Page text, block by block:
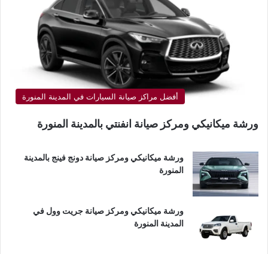
أفضل مراكز صيانة السيارات في المدينة المنورة
ورشة ميكانيكي ومركز صيانة انفنتي بالمدينة المنورة
ورشة ميكانيكي ومركز صيانة دونج فينج بالمدينة
المنورة
ورشة ميكانيكي ومركز صيانة جريت وول في
المدينة المنورة